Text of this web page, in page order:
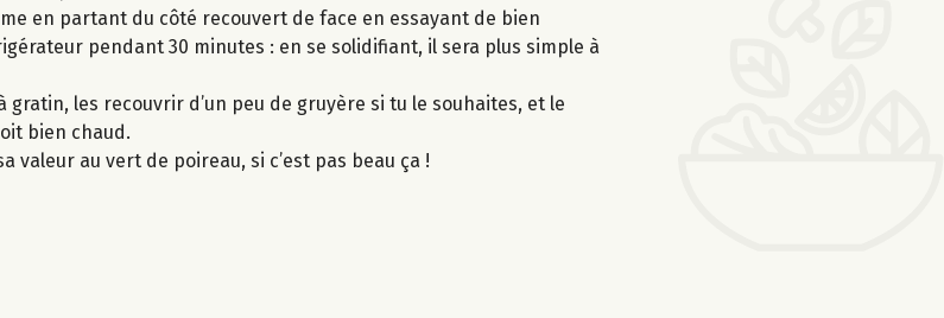
en partant du côté recouvert de face en essayant de bien
pendant 30 minutes : en se solidifiant, il sera plus simple à
les recouvrir d’un peu de gruyère si tu le souhaites, et le
bien chaud.
au vert de poireau, si c’est pas beau ça !